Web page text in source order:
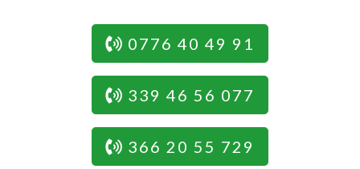
0776 40 49 91
339 46 56 077
366 20 55 729